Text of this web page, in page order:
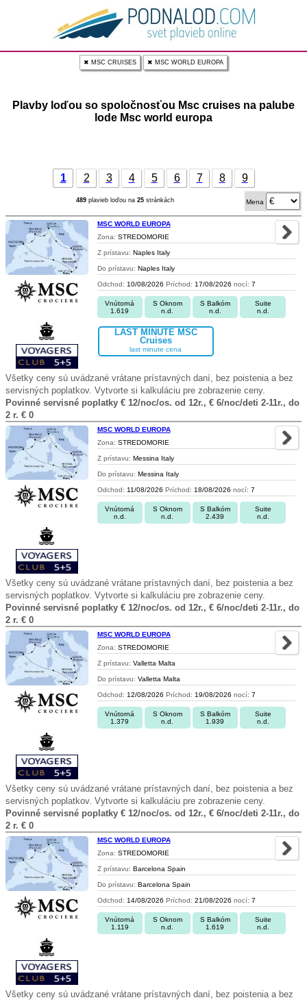
✖ MSC CRUISES ✖ MSC WORLD EUROPA
Plavby loďou so spoločnosťou Msc cruises na palube
lode Msc world europa
1 2 3 4 5 6 7 8 9
489 plavieb loďou na 25 stránkách Mena
MSC WORLD EUROPA
Zona: STREDOMORIE
Z prístavu: Naples Italy
Do prístavu: Naples Italy
Odchod: 10/08/2026 Príchod: 17/08/2026 nocí: 7
Vnútorná
1.619
S Oknom
n.d.
S Balkóm
n.d.
Suite
n.d.
LAST MINUTE MSC
Cruises
last minute cena
Všetky ceny sú uvádzané vrátane prístavných daní, bez poistenia a bez
servisných poplatkov. Vytvorte si kalkuláciu pre zobrazenie ceny.
Povinné servisné poplatky € 12/noc/os. od 12r., € 6/noc/deti 2-11r., do
2 r. € 0
MSC WORLD EUROPA
Zona: STREDOMORIE
Z prístavu: Messina Italy
Do prístavu: Messina Italy
Odchod: 11/08/2026 Príchod: 18/08/2026 nocí: 7
Vnútorná
n.d.
S Oknom
n.d.
S Balkóm
2.439
Suite
n.d.
Všetky ceny sú uvádzané vrátane prístavných daní, bez poistenia a bez
servisných poplatkov. Vytvorte si kalkuláciu pre zobrazenie ceny.
Povinné servisné poplatky € 12/noc/os. od 12r., € 6/noc/deti 2-11r., do
2 r. € 0
MSC WORLD EUROPA
Zona: STREDOMORIE
Z prístavu: Valletta Malta
Do prístavu: Valletta Malta
Odchod: 12/08/2026 Príchod: 19/08/2026 nocí: 7
Vnútorná
1.379
S Oknom
n.d.
S Balkóm
1.939
Suite
n.d.
Všetky ceny sú uvádzané vrátane prístavných daní, bez poistenia a bez
servisných poplatkov. Vytvorte si kalkuláciu pre zobrazenie ceny.
Povinné servisné poplatky € 12/noc/os. od 12r., € 6/noc/deti 2-11r., do
2 r. € 0
MSC WORLD EUROPA
Zona: STREDOMORIE
Z prístavu: Barcelona Spain
Do prístavu: Barcelona Spain
Odchod: 14/08/2026 Príchod: 21/08/2026 nocí: 7
Vnútorná
1.119
S Oknom
n.d.
S Balkóm
1.619
Suite
n.d.
Všetky ceny sú uvádzané vrátane prístavných daní, bez poistenia a bez